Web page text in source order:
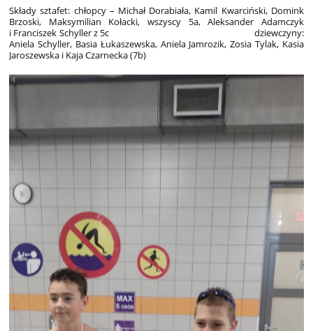
Składy sztafet: chłopcy – Michał Dorabiała, Kamil Kwarciński, Domink
Brzoski, Maksymilian Kołacki, wszyscy 5a, Aleksander Adamczyk
i Franciszek Schyller z 5c dziewczyny:
Aniela Schyller, Basia Łukaszewska, Aniela Jamrozik, Zosia Tylak, Kasia
Jaroszewska i Kaja Czarnecka (7b)